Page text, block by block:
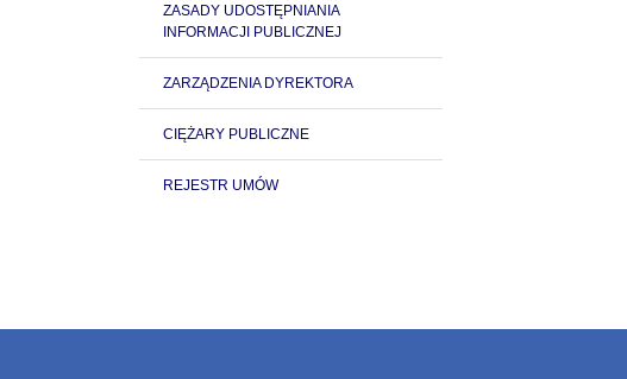
ZASADY UDOSTĘPNIANIA
INFORMACJI PUBLICZNEJ
ZARZĄDZENIA DYREKTORA
CIĘŻARY PUBLICZNE
REJESTR UMÓW